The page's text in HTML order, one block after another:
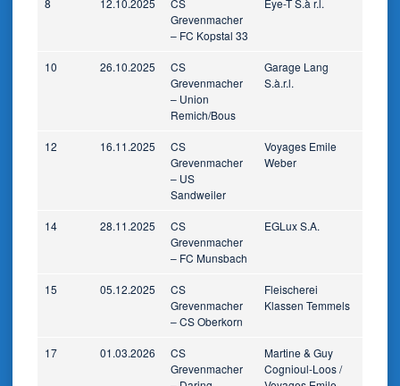
8 12.10.2025
CS
Grevenmacher
– FC Kopstal 33
Eye-T S.à r.l.
10 26.10.2025
CS
Grevenmacher
– Union
Remich/Bous
Garage Lang
S.à.r.l.
12 16.11.2025
CS
Grevenmacher
– US
Sandweiler
Voyages Emile
Weber
14 28.11.2025
CS
Grevenmacher
– FC Munsbach
EGLux S.A.
15 05.12.2025
CS
Grevenmacher
– CS Oberkorn
Fleischerei
Klassen Temmels
17 01.03.2026
CS
Grevenmacher
Martine & Guy
Cognioul-Loos /